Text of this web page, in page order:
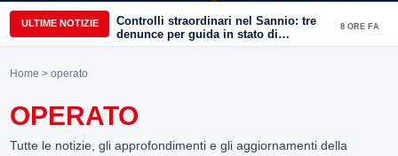
ULTIME NOTIZIE
Controlli straordinari nel Sannio: tre
denunce per guida in stato di
ebbrezza, un arresto e 1.500 kg di
8 ORE FA
Home > operato
OPERATO
Tutte le notizie, gli approfondimenti e gli aggiornamenti della